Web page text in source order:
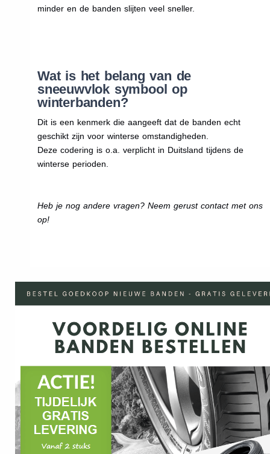
minder en de banden slijten veel sneller.
Wat is het belang van de
sneeuwvlok symbool op
winterbanden?
Dit is een kenmerk die aangeeft dat de banden echt
geschikt zijn voor winterse omstandigheden.
Deze codering is o.a. verplicht in Duitsland tijdens de
winterse perioden.
Heb je nog andere vragen? Neem gerust contact met ons
op!